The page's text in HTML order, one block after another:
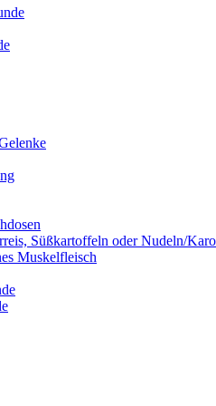
Süßkartoffeln oder Nudeln/
Muskelfleisch